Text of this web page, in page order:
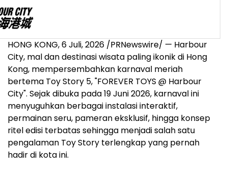
HONG KONG,6 Juli, 2026 /PRNewswire/ — Harbour
City, mal dan destinasi wisata paling ikonik di Hong
Kong, mempersembahkan karnaval meriah
bertema Toy Story 5, "FOREVER TOYS @ Harbour
City". Sejak dibuka pada 19 Juni 2026, karnaval ini
menyuguhkan berbagai instalasi interaktif,
permainan seru, pameran eksklusif, hingga konsep
ritel edisi terbatas sehingga menjadi salah satu
pengalaman Toy Story terlengkap yang pernah
hadir di kota ini.